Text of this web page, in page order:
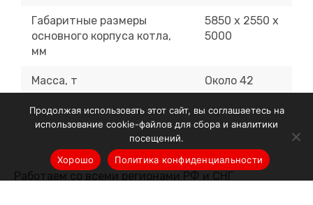
Габаритные размеры
основного корпуса котла,
мм
5850 x 2550 x
5000
Масса, т Около 42
Работаем со всеми регионами РФ и СНГ
Продолжая использовать этот сайт, вы соглашаетесь на
использование cookie-файлов для сбора и аналитики
посещений.
Хорошо
Политика конфиденциальности